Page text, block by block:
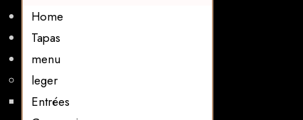
Home
Tapas
menu
leger
Entrées